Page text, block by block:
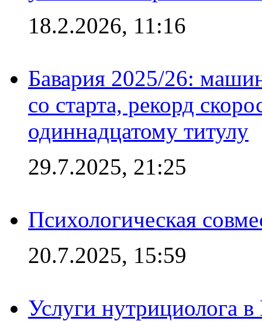
18.2.2026, 11:16
Бавария 2025/26:
со старта, рекорд
одиннадцатому титулу
29.7.2025, 21:25
Психологическая
20.7.2025, 15:59
Услуги нутрициолога